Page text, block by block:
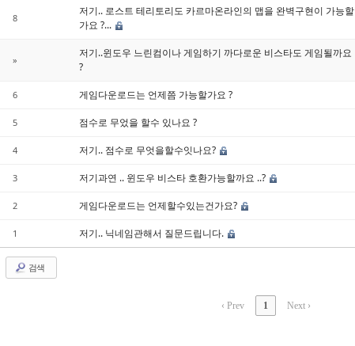
8
저기.. 로스트 테리토리도 카르마온라인의 맵을 완벽구현이 가능할
가요 ?...
»
저기..윈도우 느린컴이나 게임하기 까다로운 비스타도 게임될까요
?
6 게임다운로드는 언제쯤 가능할가요 ?
5 점수로 무었을 할수 있나요 ?
4 저기.. 점수로 무엇을할수잇나요?
3 저기과연 .. 윈도우 비스타 호환가능할까요 ..?
2 게임다운로드는 언제할수있는건가요?
1 저기.. 닉네임관해서 질문드립니다.
검색
‹ Prev 1 Next ›